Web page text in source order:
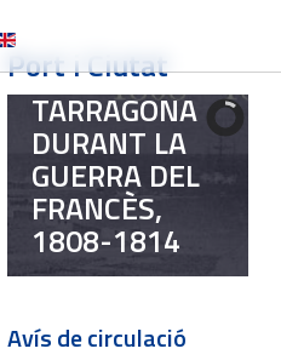
Port i Ciutat
TARRAGONA
DURANT LA
GUERRA DEL
FRANCÈS,
1808-1814
Avís de circulació